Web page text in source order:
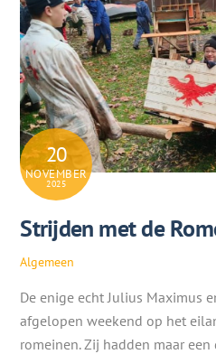
20
NOVEMBER
2025
Strijden met de
Algemeen
De enige echt Julius Maximus
afgelopen weekend op het
romeinen. Zij hadden maar